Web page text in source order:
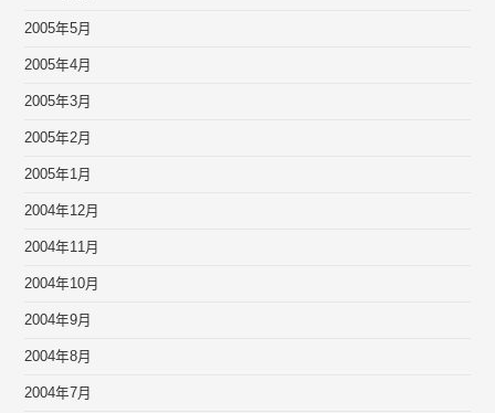
2005年5月
2005年4月
2005年3月
2005年2月
2005年1月
2004年12月
2004年11月
2004年10月
2004年9月
2004年8月
2004年7月